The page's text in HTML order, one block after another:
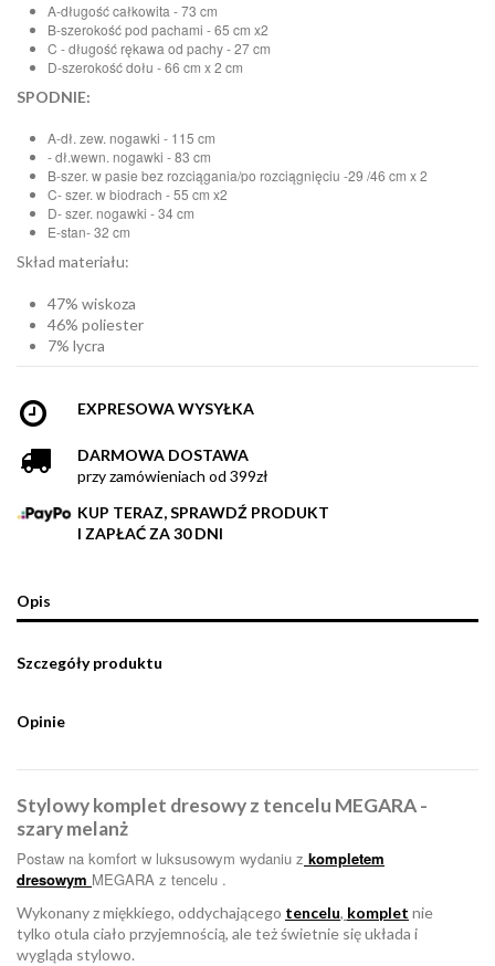
A-długość całkowita - 73 cm
B-szerokość pod pachami - 65 cm x2
C - długość rękawa od pachy - 27 cm
D-szerokość dołu - 66 cm x 2 cm
SPODNIE:
A-dł. zew. nogawki - 115 cm
- dł.wewn. nogawki - 83 cm
B-szer. w pasie bez rozciągania/po rozciągnięciu -29 /46 cm x 2
C- szer. w biodrach - 55 cm x2
D- szer. nogawki - 34 cm
E-stan- 32 cm
Skład materiału:
47% wiskoza
46% poliester
7% lycra
EXPRESOWA WYSYŁKA
DARMOWA DOSTAWA
przy zamówieniach od 399zł
KUP TERAZ, SPRAWDŹ PRODUKT
I ZAPŁAĆ ZA 30 DNI
Opis
Szczegóły produktu
Opinie
Stylowy komplet dresowy z tencelu MEGARA -
szary melanż
Postaw na komfort w luksusowym wydaniu z kompletem
dresowym MEGARA z tencelu .
Wykonany z miękkiego, oddychającego tencelu, komplet nie
tylko otula ciało przyjemnością, ale też świetnie się układa i
wygląda stylowo.